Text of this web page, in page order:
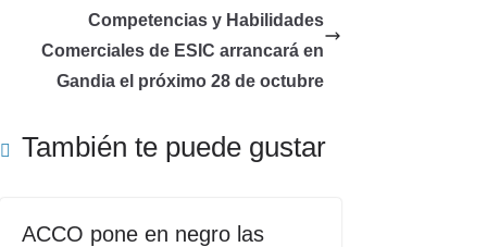
Competencias y Habilidades
Comerciales de ESIC arrancará en
Gandia el próximo 28 de octubre
También te puede gustar
ACCO pone en negro las